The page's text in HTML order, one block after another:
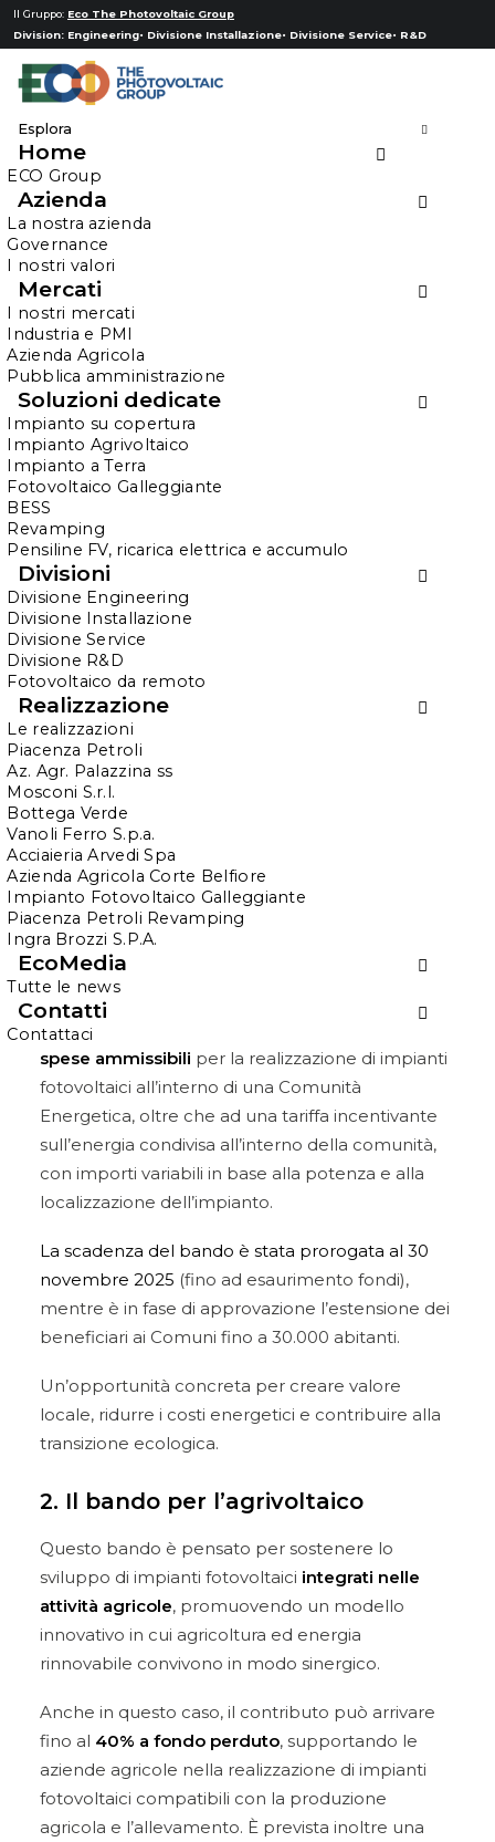
Il Gruppo: Eco The Photovoltaic Group
Division: Engineering Divisione Installazione Divisione Service R&D
Esplora
Home
ECO Group
Azienda
La nostra azienda
Governance
I nostri valori
Mercati
I nostri mercati
Industria e PMI
Azienda Agricola
Pubblica amministrazione
Soluzioni dedicate
Impianto su copertura
Impianto Agrivoltaico
Impianto a Terra
Fotovoltaico Galleggiante
BESS
Revamping
Pensiline FV, ricarica elettrica e accumulo
Divisioni
Divisione Engineering
Divisione Installazione
Divisione Service
Divisione R&D
Fotovoltaico da remoto
Realizzazione
Le realizzazioni
Piacenza Petroli
Az. Agr. Palazzina ss
Mosconi S.r.l.
Bottega Verde
Vanoli Ferro S.p.a.
Acciaieria Arvedi Spa
Azienda Agricola Corte Belfiore
Impianto Fotovoltaico Galleggiante
Piacenza Petroli Revamping
Ingra Brozzi S.P.A.
EcoMedia
Tutte le news
Contatti
Contattaci
16.04.2025
Fotovoltaico per le
imprese agricole. Ecco
gli incentivi PNRR a
disposizione
Il momento di investire nel fotovoltaico non è
mai stato così favorevole. Grazie ai fondi del
PNRR, sono attivi due importanti bandi che
offrono alle aziende agricole
perduto del 40%
tariffe incentivanti:il bando per le Comunità
Energetiche Rinnovabili (CER)
l’agrivoltaico.
1. Il bando per le Comunità
Energetiche Rinnovabili (CER)
Le CER rappresentano una vera rivoluzione nella
gestione e condivisione dell’energia. Consentono
a cittadini, imprese, enti locali e associazioni di
unirsi per produrre, condividere e consumare
energia da fonti rinnovabili.
Ilbandoha l’obiettivo di promuovere la
creazione di Comunità Energetiche Rinnovabili,
incentivando l’installazione di impianti fotovoltaici
in comuni con meno di 5.000 abitanti. Prevede
un contributo a fondo perduto del
spese ammissibili per la realizzazione di impianti
fotovoltaici all’interno di una Comunità
Energetica, oltre che ad una tariffa incentivante
sull’energia condivisa all’interno della comunità,
con importi variabili in base alla potenza e alla
localizzazione dell’impianto.​
La scadenza del bando è stata prorogata al 30
novembre 2025 (fino ad esaurimento fondi),
mentre è in fase di approvazione l’estensione dei
beneficiari ai Comuni fino a 30.000 abitanti.
Un’opportunità concreta per creare valore
locale, ridurre i costi energetici e contribuire alla
transizione ecologica.
2. Il bando per l’agrivoltaico
Questo bando è pensato per sostenere lo
sviluppo di impianti fotovoltaici integrati nelle
attività agricole, promuovendo un modello
innovativo in cui agricoltura ed energia
rinnovabile convivono in modo sinergico.
Anche in questo caso, il contributo può arrivare
fino al 40% a fondo perduto, supportando le
aziende agricole nella realizzazione di impianti
fotovoltaici compatibili con la produzione
agricola e l’allevamento. È prevista inoltre una